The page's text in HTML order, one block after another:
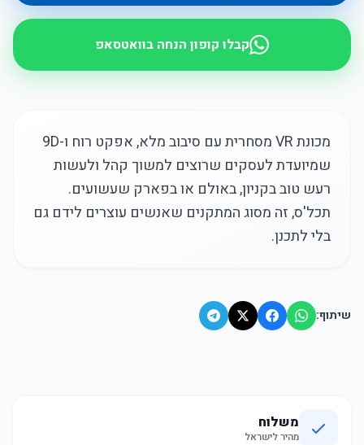
קבלו קופון הנחה בוואטסאפ
מכונת VR מסחרית עם סיבוב מלא, אפקט רוח ו-9D
שמיועדת לעסקים שרוצים למשוך קהל ולעשות
רעש טוב בקניון, באולם או בפארק שעשועים.
תכל'ס, זה מסוג המתקנים שאנשים עוצרים לידם גם
בלי לתכנן.
שיתוף:
משלוח
מהיר לישראל